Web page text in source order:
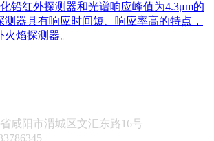
铅红外探测器和光谱响应峰值为4.3μm的
测器具有响应时间短、响应率高的特点，
焰探测器。
省咸阳市渭城区文汇东路16号